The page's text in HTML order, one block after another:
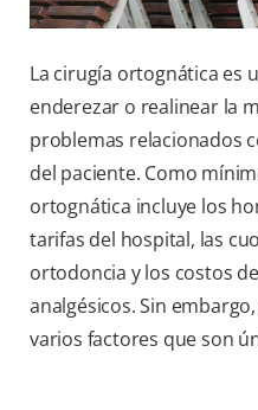
La cirugía ortognática es
enderezar o realinear la
problemas relacionados
del paciente. Como
ortognática incluye los
tarifas del hospital, las
ortodoncia y los costos
analgésicos. Sin
varios factores que son